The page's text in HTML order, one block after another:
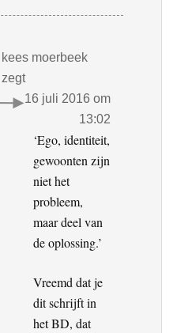
kees moerbeek
zegt
16 juli 2016 om
13:02
‘Ego, identiteit,
gewoonten zijn
niet het
probleem,
maar deel van
de oplossing.’
Vreemd dat je
dit schrijft in
het BD, dat